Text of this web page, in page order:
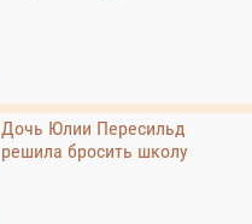
Дочь Юлии Пересильд
решила бросить школу